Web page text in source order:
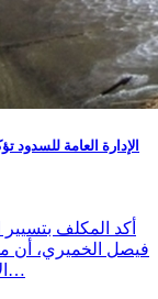
الإدارة العامة للسدود
أكد المكلف بتسيير
فيصل الخميري، أن
الاستغلال قبل موفى سنة 2026، بما سيمكن من…